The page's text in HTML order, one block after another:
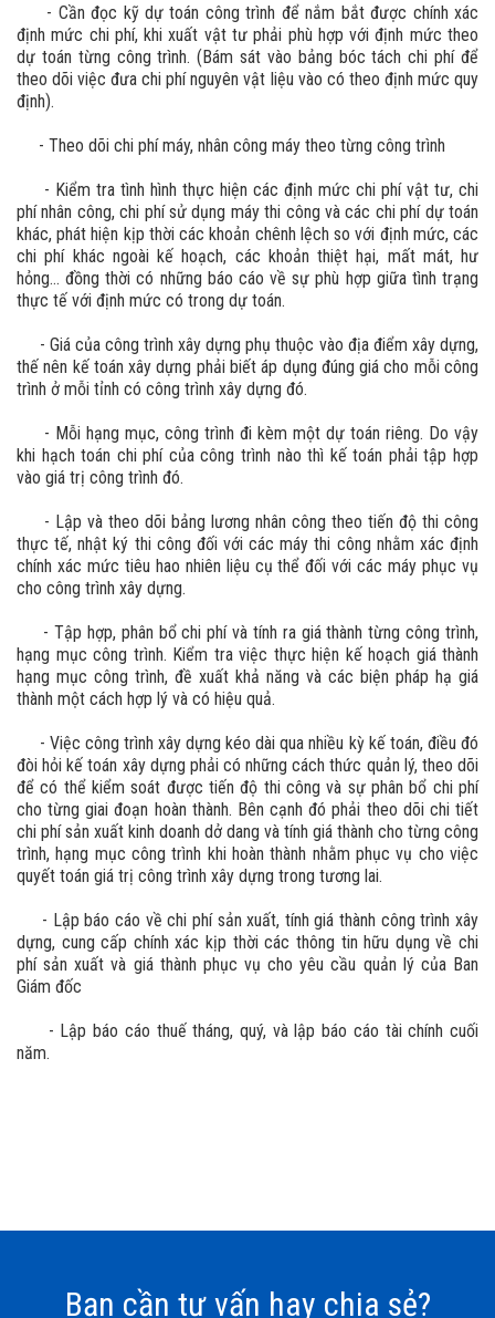
- Cần đọc kỹ dự toán công trình để nắm bắt được chính xác
định mức chi phí, khi xuất vật tư phải phù hợp với định mức theo
dự toán từng công trình. (Bám sát vào bảng bóc tách chi phí để
theo dõi việc đưa chi phí nguyên vật liệu vào có theo định mức quy
định).
- Theo dõi chi phí máy, nhân công máy theo từng công trình
- Kiểm tra tình hình thực hiện các định mức chi phí vật tư, chi
phí nhân công, chi phí sử dụng máy thi công và các chi phí dự toán
khác, phát hiện kịp thời các khoản chênh lệch so với định mức, các
chi phí khác ngoài kế hoạch, các khoản thiệt hại, mất mát, hư
hỏng… đồng thời có những báo cáo về sự phù hợp giữa tình trạng
thực tế với định mức có trong dự toán.
- Giá của công trình xây dựng phụ thuộc vào địa điểm xây dựng,
thế nên kế toán xây dựng phải biết áp dụng đúng giá cho mỗi công
trình ở mỗi tỉnh có công trình xây dựng đó.
- Mỗi hạng mục, công trình đi kèm một dự toán riêng. Do vậy
khi hạch toán chi phí của công trình nào thì kế toán phải tập hợp
vào giá trị công trình đó.
- Lập và theo dõi bảng lương nhân công theo tiến độ thi công
thực tế, nhật ký thi công đối với các máy thi công nhằm xác định
chính xác mức tiêu hao nhiên liệu cụ thể đối với các máy phục vụ
cho công trình xây dựng.
- Tập hợp, phân bổ chi phí và tính ra giá thành từng công trình,
hạng mục công trình. Kiểm tra việc thực hiện kế hoạch giá thành
hạng mục công trình, đề xuất khả năng và các biện pháp hạ giá
thành một cách hợp lý và có hiệu quả.
- Việc công trình xây dựng kéo dài qua nhiều kỳ kế toán, điều đó
đòi hỏi kế toán xây dựng phải có những cách thức quản lý, theo dõi
để có thể kiểm soát được tiến độ thi công và sự phân bổ chi phí
cho từng giai đoạn hoàn thành. Bên cạnh đó phải theo dõi chi tiết
chi phí sản xuất kinh doanh dở dang và tính giá thành cho từng công
trình, hạng mục công trình khi hoàn thành nhằm phục vụ cho việc
quyết toán giá trị công trình xây dựng trong tương lai.
- Lập báo cáo về chi phí sản xuất, tính giá thành công trình xây
dựng, cung cấp chính xác kịp thời các thông tin hữu dụng về chi
phí sản xuất và giá thành phục vụ cho yêu cầu quản lý của Ban
Giám đốc
- Lập báo cáo thuế tháng, quý, và lập báo cáo tài chính cuối
năm.
Bạn cần tư vấn hay chia sẻ?